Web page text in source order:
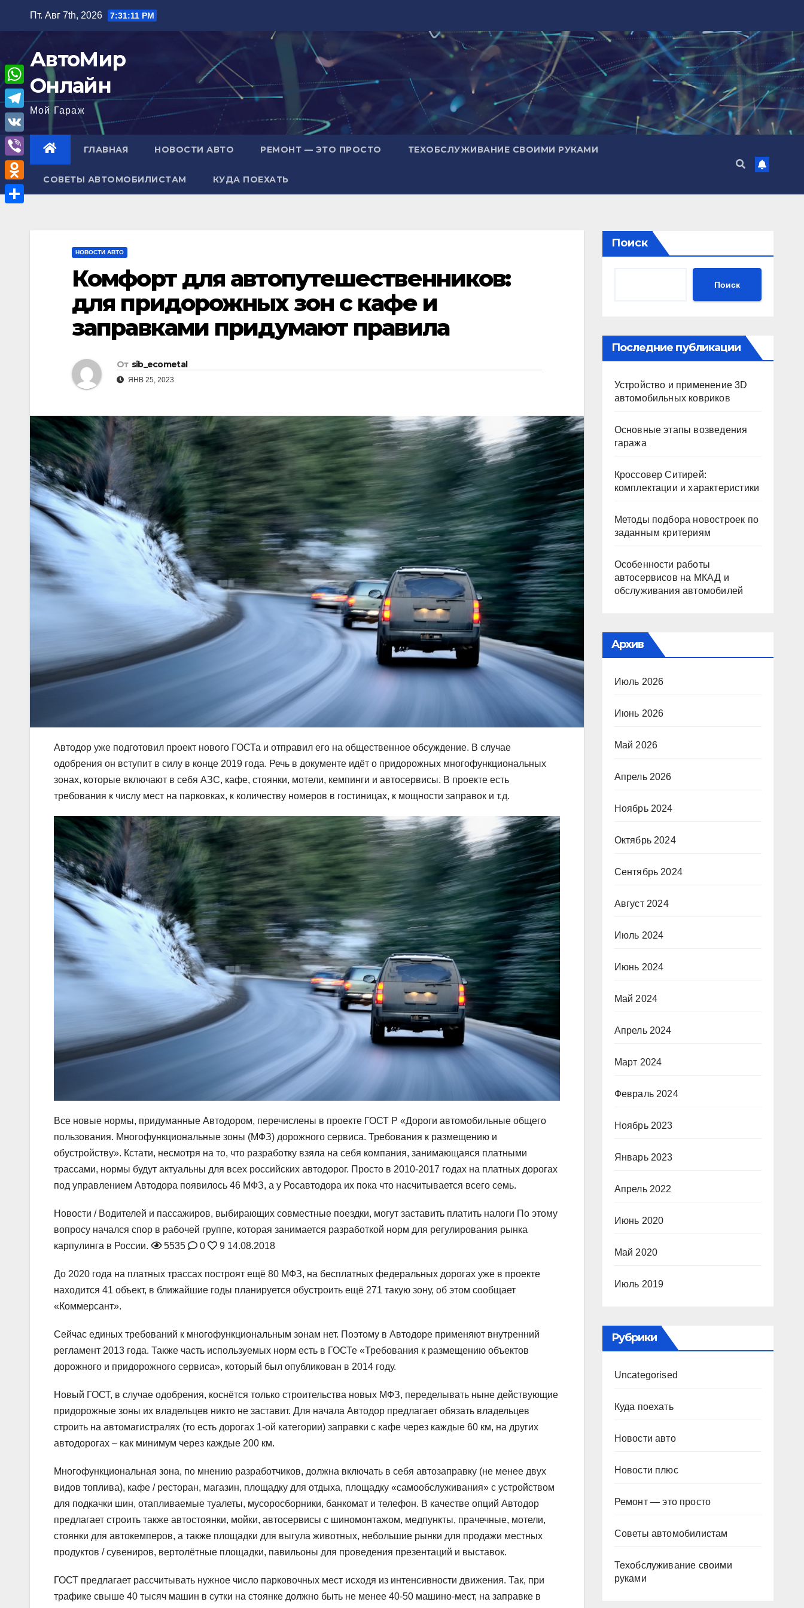
содержимому
Пт. Авг 7th, 2026 7:31:12 PM
АвтоМир
Онлайн
Мой Гараж
ГЛАВНАЯ НОВОСТИ АВТО РЕМОНТ — ЭТО ПРОСТО ТЕХОБСЛУЖИВАНИЕ СВОИМИ РУКАМИ
СОВЕТЫ АВТОМОБИЛИСТАМ КУДА ПОЕХАТЬ
НОВОСТИ АВТО
Комфорт для автопутешественников:
для придорожных зон с кафе и
заправками придумают правила
От sib_ecometal
ЯНВ 25, 2023
Автодор уже подготовил проект нового ГОСТа и отправил его на общественное обсуждение. В случае
одобрения он вступит в силу в конце 2019 года. Речь в документе идёт о придорожных многофункциональных
зонах, которые включают в себя АЗС, кафе, стоянки, мотели, кемпинги и автосервисы. В проекте есть
требования к числу мест на парковках, к количеству номеров в гостиницах, к мощности заправок и т.д.
Все новые нормы, придуманные Автодором, перечислены в проекте ГОСТ Р «Дороги автомобильные общего
пользования. Многофункциональные зоны (МФЗ) дорожного сервиса. Требования к размещению и
обустройству». Кстати, несмотря на то, что разработку взяла на себя компания, занимающаяся платными
трассами, нормы будут актуальны для всех российских автодорог. Просто в 2010-2017 годах на платных дорогах
под управлением Автодора появилось 46 МФЗ, а у Росавтодора их пока что насчитывается всего семь.
Новости / Водителей и пассажиров, выбирающих совместные поездки, могут заставить платить налоги По этому
вопросу начался спор в рабочей группе, которая занимается разработкой норм для регулирования рынка
карпулинга в России.
5535 0 9 14.08.2018
До 2020 года на платных трассах построят ещё 80 МФЗ, на бесплатных федеральных дорогах уже в проекте
находится 41 объект, в ближайшие годы планируется обустроить ещё 271 такую зону, об этом сообщает
«Коммерсант».
Сейчас единых требований к многофункциональным зонам нет. Поэтому в Автодоре применяют внутренний
регламент 2013 года. Также часть используемых норм есть в ГОСТе «Требования к размещению объектов
дорожного и придорожного сервиса», который был опубликован в 2014 году.
Новый ГОСТ, в случае одобрения, коснётся только строительства новых МФЗ, переделывать ныне действующие
придорожные зоны их владельцев никто не заставит. Для начала Автодор предлагает обязать владельцев
строить на автомагистралях (то есть дорогах 1-ой категории) заправки с кафе через каждые 60 км, на других
автодорогах – как минимум через каждые 200 км.
Многофункциональная зона, по мнению разработчиков, должна включать в себя автозаправку (не менее двух
видов топлива), кафе / ресторан, магазин, площадку для отдыха, площадку «самообслуживания» с устройством
для подкачки шин, отапливаемые туалеты, мусоросборники, банкомат и телефон. В качестве опций Автодор
предлагает строить также автостоянки, мойки, автосервисы с шиномонтажом, медпункты, прачечные, мотели,
стоянки для автокемперов, а также площадки для выгула животных, небольшие рынки для продажи местных
продуктов / сувениров, вертолётные площадки, павильоны для проведения презентаций и выставок.
ГОСТ предлагает рассчитывать нужное число парковочных мест исходя из интенсивности движения. Так, при
трафике свыше 40 тысяч машин в сутки на стоянке должно быть не менее 40-50 машино-мест, на заправке в
Поиск
Поиск
Последние публикации
Устройство и применение 3D
автомобильных ковриков
Основные этапы возведения
гаража
Кроссовер Ситирей:
комплектации и характеристики
Методы подбора новостроек по
заданным критериям
Особенности работы
автосервисов на МКАД и
обслуживания автомобилей
Архив
Июль 2026
Июнь 2026
Май 2026
Апрель 2026
Ноябрь 2024
Октябрь 2024
Сентябрь 2024
Август 2024
Июль 2024
Июнь 2024
Май 2024
Апрель 2024
Март 2024
Февраль 2024
Ноябрь 2023
Январь 2023
Апрель 2022
Июнь 2020
Май 2020
Июль 2019
Рубрики
Uncategorised
Куда поехать
Новости авто
Новости плюс
Ремонт — это просто
Советы автомобилистам
Техобслуживание своими
руками
W
h
a
A
T
e
l
e
g
V
K
V
i
b
O